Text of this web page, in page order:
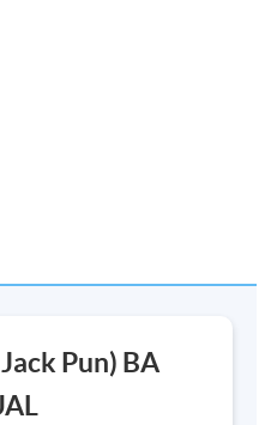
Pun) BA